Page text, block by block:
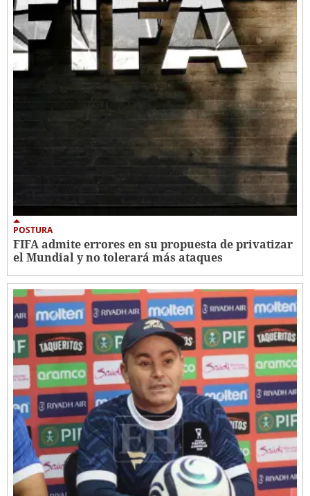
POSTURA
FIFA admite errores en su propuesta de privatizar
el Mundial y no tolerará más ataques